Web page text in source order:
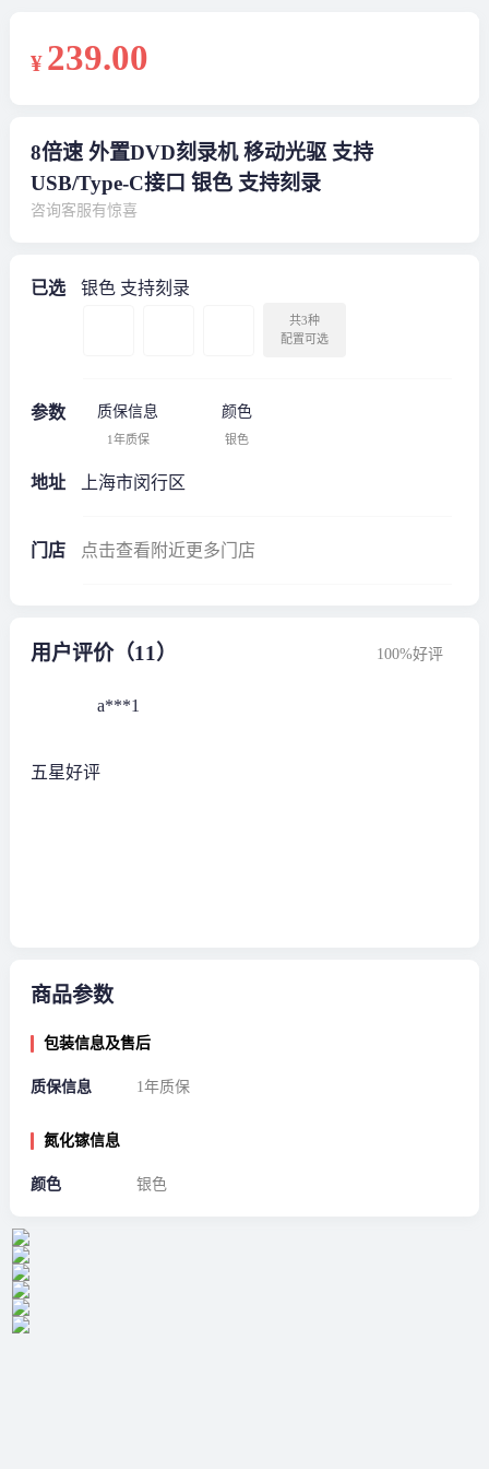
¥ 239.00
8倍速 外置DVD刻录机 移动光驱 支持
USB/Type-C接口 银色 支持刻录
咨询客服有惊喜
已选 银色 支持刻录
共3种
配置可选
参数 质保信息
1年质保
颜色
银色
地址 上海市闵行区
门店 点击查看附近更多门店
用户评价（11） 100%好评
a***1
五星好评
商品参数
包装信息及售后
质保信息 1年质保
氮化镓信息
颜色 银色